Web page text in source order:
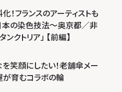
！フランスのアーティストも
本の染色技法～奥京都／非
ンクトリア」 【前編】
笑顔にしたい！老舗傘メー
が育むコラボの輪